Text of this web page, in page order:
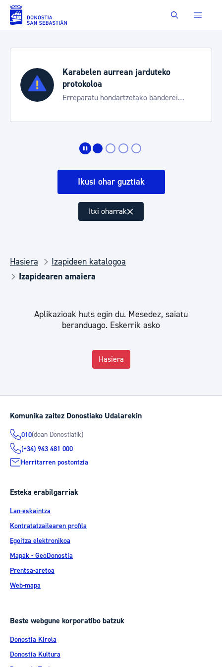
Eduki nagusira joan Buscar
Karabelen aurrean jarduteko
protokoloa
Erreparatu hondartzetako banderei
Ikusi ohar guztiak
Itxi oharrak
Hasiera
Izapideen katalogoa
Izapidearen amaiera
Aplikazioak huts egin du. Mesedez, saiatu
beranduago. Eskerrik asko
Hasiera
Komunika zaitez Donostiako Udalarekin
010(doan Donostiatik)
(+34) 943 481 000
Herritarren postontzia
Esteka erabilgarriak
Lan-eskaintza
Kontratatzailearen profila
Egoitza elektronikoa
Mapak - GeoDonostia
Prentsa-aretoa
Web-mapa
Beste webgune korporatibo batzuk
Donostia Kirola
Donostia Kultura